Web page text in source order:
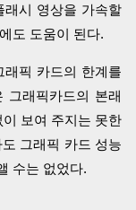
시 영상을 가속할
도 도움이 된다.
픽 카드의 한계를
그래픽카드의 본래
보여 주지는 못한
그래픽 카드 성능
수는 없었다.